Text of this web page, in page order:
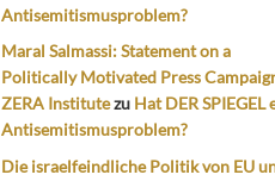
Antisemitismusproblem?
Maral Salmassi: Statement on a
Politically Motivated Press
ZERA Institutezu Hat DER SPIEGEL
Antisemitismusproblem?
Die israelfeindliche Politik von EU